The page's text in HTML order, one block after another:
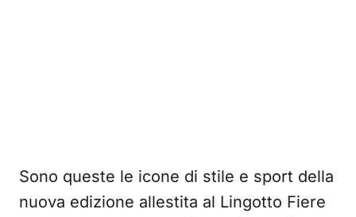
Sono queste le icone di stile e sport della
nuova edizione allestita al Lingotto Fiere